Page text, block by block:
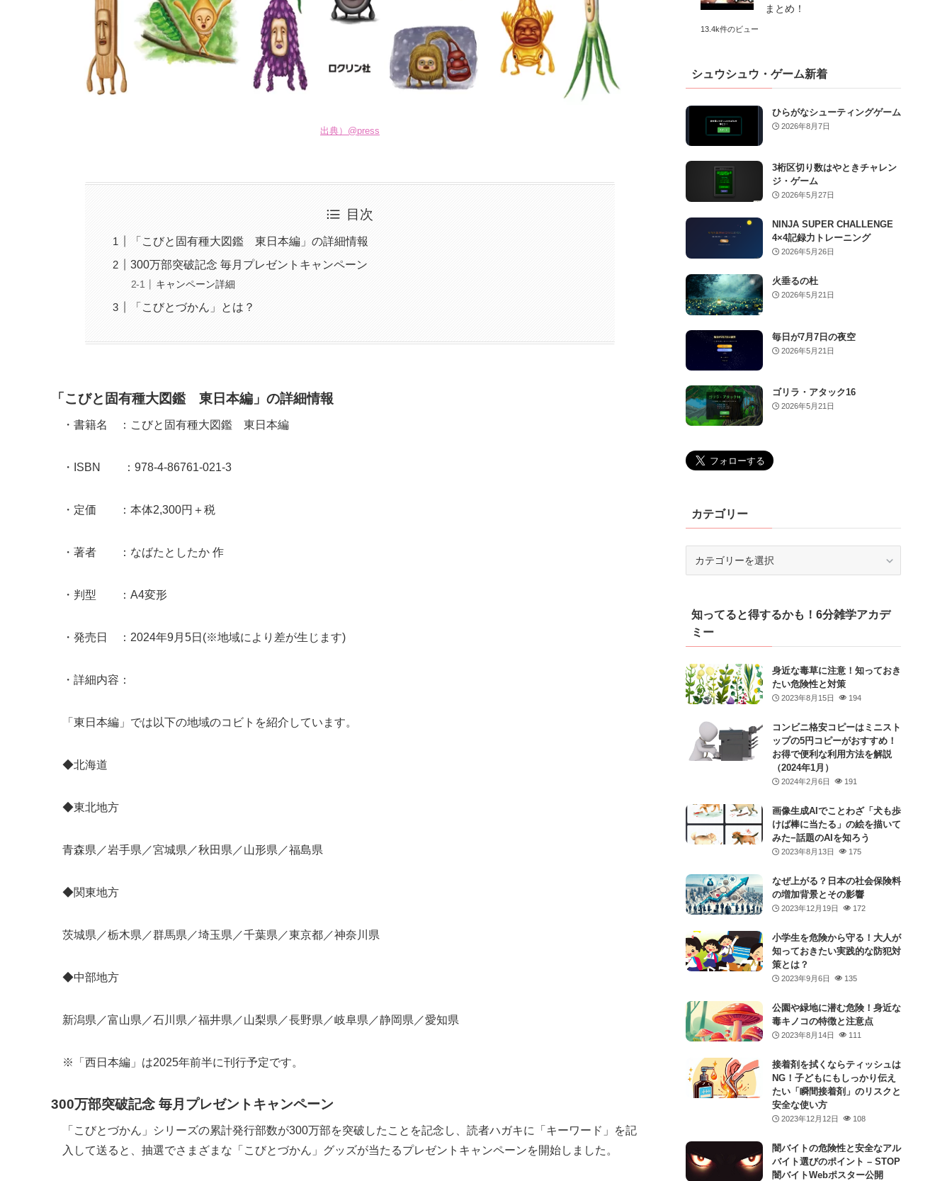
出典）@press
目次
「こびと固有種大図鑑 東日本編」の詳細情報
300万部突破記念 毎月プレゼントキャンペーン
キャンペーン詳細
「こびとづかん」とは？
「こびと固有種大図鑑 東日本編」の詳細情報
・書籍名 ：こびと固有種大図鑑 東日本編
・ISBN ：978-4-86761-021-3
・定価 ：本体2,300円＋税
・著者 ：なばたとしたか 作
・判型 ：A4変形
・発売日 ：2024年9月5日(※地域により差が生じます)
・詳細内容：
「東日本編」では以下の地域のコビトを紹介しています。
◆北海道
◆東北地方
青森県／岩手県／宮城県／秋田県／山形県／福島県
◆関東地方
茨城県／栃木県／群馬県／埼玉県／千葉県／東京都／神奈川県
◆中部地方
新潟県／富山県／石川県／福井県／山梨県／長野県／岐阜県／静岡県／愛知県
※「西日本編」は2025年前半に刊行予定です。
300万部突破記念 毎月プレゼントキャンペーン
「こびとづかん」シリーズの累計発行部数が300万部を突破したことを記念し、読者ハガキに「キーワード」を記
入して送ると、抽選でさまざまな「こびとづかん」グッズが当たるプレゼントキャンペーンを開始しました。
まとめ！
13.4k件のビュー
シュウシュウ・ゲーム新着
ひらがなシューティングゲーム
2026年8月7日
3桁区切り数はやときチャレン
ジ・ゲーム
2026年5月27日
NINJA SUPER CHALLENGE
4×4記録力トレーニング
2026年5月26日
火垂るの杜
2026年5月21日
毎日が7月7日の夜空
2026年5月21日
ゴリラ・アタック16
2026年5月21日
カテゴリー
ー知ってると得するかも！6分雑学アカデ
ミー
身近な毒草に注意！知っておき
たい危険性と対策
2023年8月15日 194
コンビニ格安コピーはミニスト
ップの5円コピーがおすすめ！
お得で便利な利用方法を解説
（2024年1月）
2024年2月6日 191
画像生成AIでことわざ「犬も歩
けば棒に当たる」の絵を描いて
みた−話題のAIを知ろう
2023年8月13日 175
なぜ上がる？日本の社会保険料
の増加背景とその影響
2023年12月19日 172
小学生を危険から守る！大人が
知っておきたい実践的な防犯対
策とは？
2023年9月6日 135
公園や緑地に潜む危険！身近な
毒キノコの特徴と注意点
2023年8月14日 111
接着剤を拭くならティッシュは
NG！子どもにもしっかり伝え
たい「瞬間接着剤」のリスクと
安全な使い方
2023年12月12日 108
闇バイトの危険性と安全なアル
バイト選びのポイント – STOP
闇バイトWebポスター公開